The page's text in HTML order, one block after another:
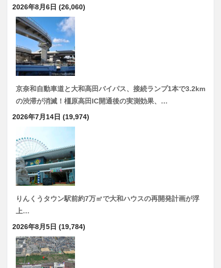
2026年8月6日 (26,060)
京奈和自動車道と大和高田バイパス、接続ランプ1本で3.2km
の渋滞が消滅！橿原高田IC開通後の実測効果、…
2026年7月14日 (19,974)
りんくうタウン駅前約7万㎡で大和ハウスの再開発計画が浮
上…
2026年8月5日 (19,784)